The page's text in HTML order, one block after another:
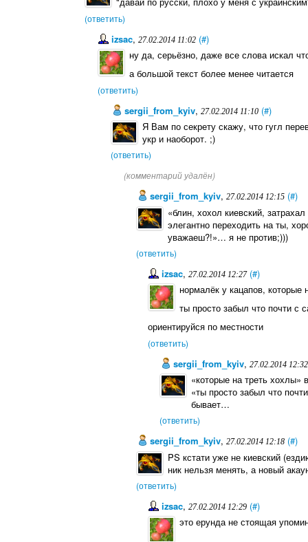
(ответить)
izsac,27.02.2014 11:02 (#)
ну да, серьёзно, даже все слова искал
а большой текст более менее читается
(ответить)
sergii_from_kyiv,27.02.2014 11:10 (#)
Я Вам по секрету скажу, что гугл
укр и наоборот. ;)
(ответить)
(комментарий удалён)
sergii_from_kyiv, 27.02.2014 12:15 (#)
«блин, хохол киевский,
элегантно переходить на ты,
уважаеш?!»… я не против;)))
(ответить)
izsac,27.02.2014 12:27 (#)
нормалёк у кацапов, которые
ты просто забыл что почти с
ориентируйся по местности
(ответить)
sergii_from_kyiv, 27.02.2014 12:32
«которые на треть
«ты просто забыл что
бывает…
(ответить)
sergii_from_kyiv, 27.02.2014 12:18 (#)
PS кстати уже не киевский
ник нельзя менять, а новый
(ответить)
izsac,27.02.2014 12:29 (#)
это ерунда не стоящая